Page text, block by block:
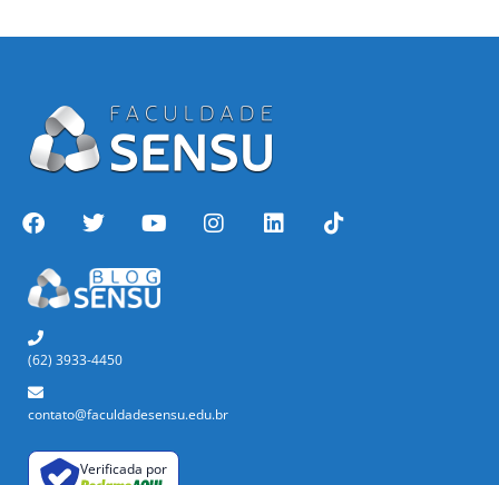
(62) 3933-4450
contato@faculdadesensu.edu.br
Verificada por